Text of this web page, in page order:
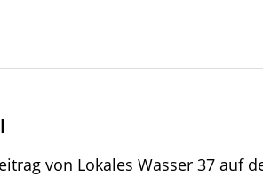
von Lokales Wasser 37 auf